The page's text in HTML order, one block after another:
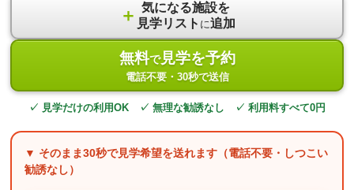
＋ 気になる施設を
見学リスト に追加
無料で見学を予約
電話不要・30秒で送信
✓ 見学だけの利用OK ✓ 無理な勧誘なし ✓ 利用料すべて0円
▼ そのまま30秒で見学希望を送れます（電話不要・しつこい
勧誘なし）